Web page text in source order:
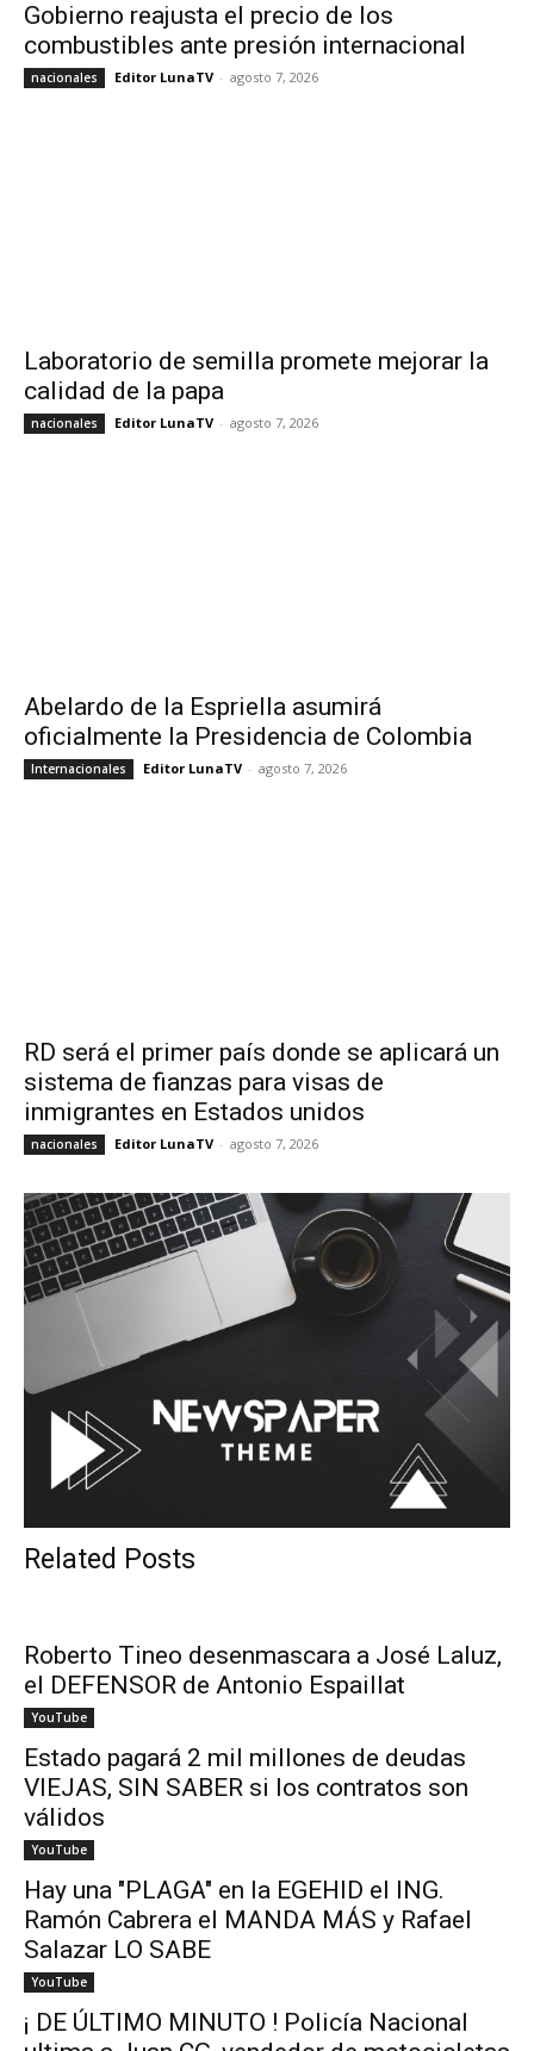
Gobierno reajusta el precio de los
combustibles ante presión internacional
nacionales Editor LunaTV - agosto 7, 2026
Laboratorio de semilla promete mejorar la
calidad de la papa
nacionales Editor LunaTV - agosto 7, 2026
Abelardo de la Espriella asumirá
oficialmente la Presidencia de Colombia
Internacionales Editor LunaTV - agosto 7, 2026
RD será el primer país donde se aplicará un
sistema de fianzas para visas de
inmigrantes en Estados unidos
nacionales Editor LunaTV - agosto 7, 2026
Related Posts
Roberto Tineo desenmascara a José Laluz,
el DEFENSOR de Antonio Espaillat
YouTube
Estado pagará 2 mil millones de deudas
VIEJAS, SIN SABER si los contratos son
válidos
YouTube
Hay una "PLAGA" en la EGEHID el ING.
Ramón Cabrera el MANDA MÁS y Rafael
Salazar LO SABE
YouTube
¡ DE ÚLTIMO MINUTO ! Policía Nacional